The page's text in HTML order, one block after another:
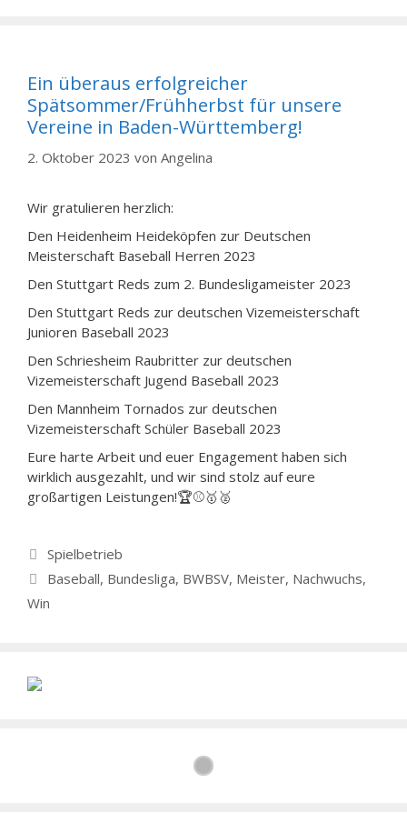
Ein überaus erfolgreicher
Spätsommer/Frühherbst für unsere
Vereine in Baden-Württemberg!
2. Oktober 2023 von Angelina
Wir gratulieren herzlich:
Den Heidenheim Heideköpfen zur Deutschen
Meisterschaft Baseball Herren 2023
Den Stuttgart Reds zum 2. Bundesligameister 2023
Den Stuttgart Reds zur deutschen Vizemeisterschaft
Junioren Baseball 2023
Den Schriesheim Raubritter zur deutschen
Vizemeisterschaft Jugend Baseball 2023
Den Mannheim Tornados zur deutschen
Vizemeisterschaft Schüler Baseball 2023
Eure harte Arbeit und euer Engagement haben sich
wirklich ausgezahlt, und wir sind stolz auf eure
großartigen Leistungen!🏆⚾🥇🥈
Kategorien
Spielbetrieb
Schlagwörter
Baseball, Bundesliga, BWBSV, Meister, Nachwuchs,
Win